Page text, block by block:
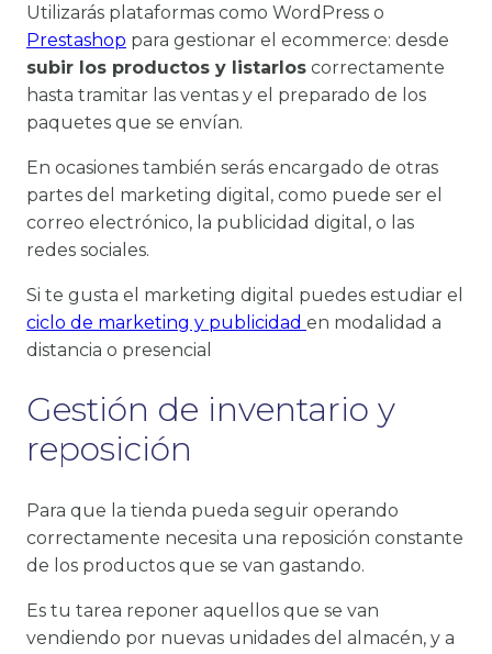
Utilizarás plataformas como WordPress o
Prestashop para gestionar el ecommerce: desde
subir los productos y listarlos correctamente
hasta tramitar las ventas y el preparado de los
paquetes que se envían.
En ocasiones también serás encargado de otras
partes del marketing digital, como puede ser el
correo electrónico, la publicidad digital, o las
redes sociales.
Si te gusta el marketing digital puedes estudiar el
ciclo de marketing y publicidad en modalidad a
distancia o presencial
Gestión de inventario y
reposición
Para que la tienda pueda seguir operando
correctamente necesita una reposición constante
de los productos que se van gastando.
Es tu tarea reponer aquellos que se van
vendiendo por nuevas unidades del almacén, y a